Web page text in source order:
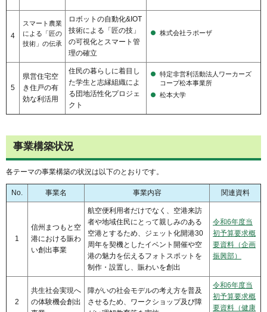
4
スマート農業
による「匠の
技術」の伝承
ロボットの自動化&IOT
技術による「匠の技」
の可視化とスマート管
理の確立
株式会社ラポーザ
5
県営住宅空
き住戸の有
効な利活用
住民の暮らしに着目し
た学生と志縁組織によ
る団地活性化プロジェ
クト
特定非営利活動法人ワーカーズ
コープ松本事業所
松本大学
事業構築状況
各テーマの事業構築の状況は以下のとおりです。
No. 事業名 事業内容 関連資料
1
信州まつもと空
港における賑わ
い創出事業
航空便利用者だけでなく、空港来訪
者や地域住民にとって親しみのある
空港とするため、ジェット化開港30
周年を契機としたイベント開催や空
港の魅力を伝えるフォトスポットを
制作・設置し、賑わいを創出
令和6年度当
初予算要求概
要資料（企画
振興部）
2
共生社会実現へ
の体験機会創出
障がいの社会モデルの考え方を普及
させるため、ワークショップ及び障
令和6年度当
初予算要求概
要資料（健康